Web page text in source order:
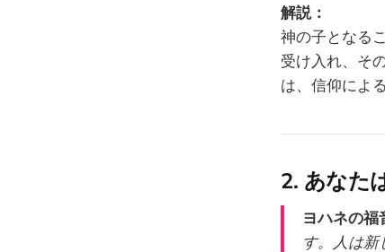
解説：
神の子となる
受け入れ、そ
は、信仰によ
2. あなた
ヨハネの福
す。人は新